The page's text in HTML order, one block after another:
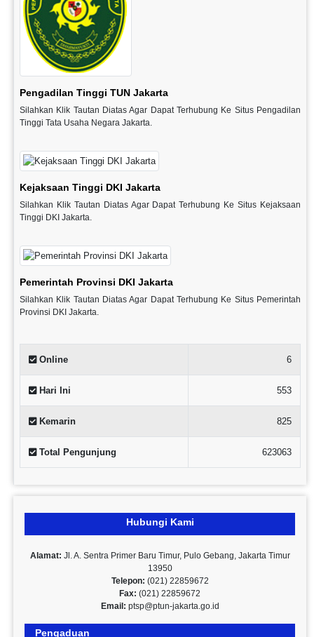
Pengadilan Tinggi TUN Jakarta
Silahkan Klik Tautan Diatas Agar Dapat Terhubung Ke Situs Pengadilan
Tinggi Tata Usaha Negara Jakarta.
Kejaksaan Tinggi DKI Jakarta
Silahkan Klik Tautan Diatas Agar Dapat Terhubung Ke Situs Kejaksaan
Tinggi DKI Jakarta.
Pemerintah Provinsi DKI Jakarta
Silahkan Klik Tautan Diatas Agar Dapat Terhubung Ke Situs Pemerintah
Provinsi DKI Jakarta.
Online 6
Hari Ini 553
Kemarin 825
Total Pengunjung 623063
Hubungi Kami
Alamat: Jl. A. Sentra Primer Baru Timur, Pulo Gebang, Jakarta Timur
13950
Telepon: (021) 22859672
Fax: (021) 22859672
Email: ptsp@ptun-jakarta.go.id
Pengaduan